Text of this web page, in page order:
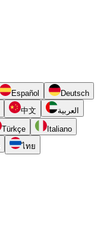
Español
Deutsch
中文 العربية
Türkçe
Italiano
ไทย